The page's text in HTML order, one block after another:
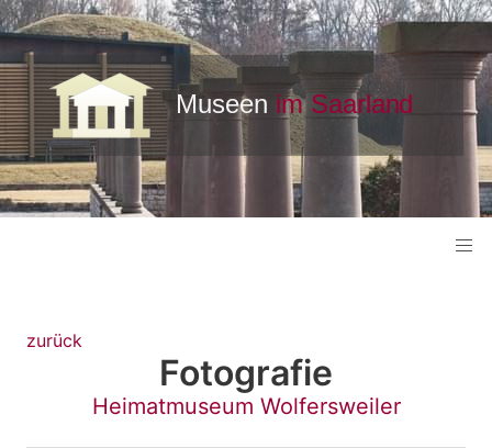
zurück
Fotografie
Heimatmuseum Wolfersweiler